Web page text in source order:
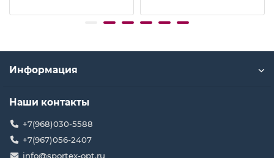
Информация
Наши контакты
+7(968)030-5588
+7(967)056-2407
info@sportex-opt.ru